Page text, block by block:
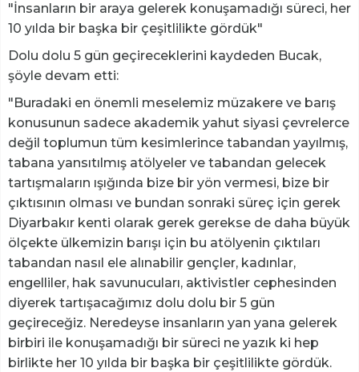
"İnsanların bir araya gelerek konuşamadığı süreci, her
10 yılda bir başka bir çeşitlilikte gördük"
Dolu dolu 5 gün geçireceklerini kaydeden Bucak,
şöyle devam etti:
"Buradaki en önemli meselemiz müzakere ve barış
konusunun sadece akademik yahut siyasi çevrelerce
değil toplumun tüm kesimlerince tabandan yayılmış,
tabana yansıtılmış atölyeler ve tabandan gelecek
tartışmaların ışığında bize bir yön vermesi, bize bir
çıktısının olması ve bundan sonraki süreç için gerek
Diyarbakır kenti olarak gerek gerekse de daha büyük
ölçekte ülkemizin barışı için bu atölyenin çıktıları
tabandan nasıl ele alınabilir gençler, kadınlar,
engelliler, hak savunucuları, aktivistler cephesinden
diyerek tartışacağımız dolu dolu bir 5 gün
geçireceğiz. Neredeyse insanların yan yana gelerek
birbiri ile konuşamadığı bir süreci ne yazık ki hep
birlikte her 10 yılda bir başka bir çeşitlilikte gördük.